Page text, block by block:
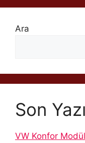
Ara
Son
VW Konfor